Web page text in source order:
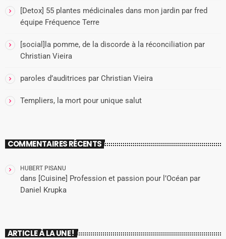
[Detox] 55 plantes médicinales dans mon jardin par fred
équipe Fréquence Terre
[social]la pomme, de la discorde à la réconciliation par
Christian Vieira
paroles d’auditrices par Christian Vieira
Templiers, la mort pour unique salut
COMMENTAIRES RÉCENTS
HUBERT PISANU
dans [Cuisine] Profession et passion pour l’Océan par
Daniel Krupka
ARTICLE À LA UNE !